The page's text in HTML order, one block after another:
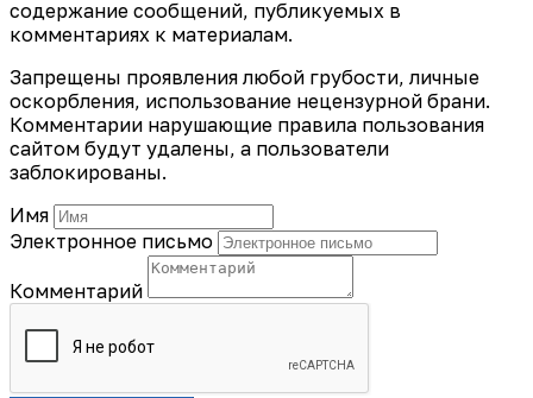
содержание сообщений, публикуемых в
комментариях к материалам.
Запрещены проявления любой грубости, личные
оскорбления, использование нецензурной брани.
Комментарии нарушающие правила пользования
сайтом будут удалены, а пользователи
заблокированы.
Имя
Электронное письмо
Комментарий